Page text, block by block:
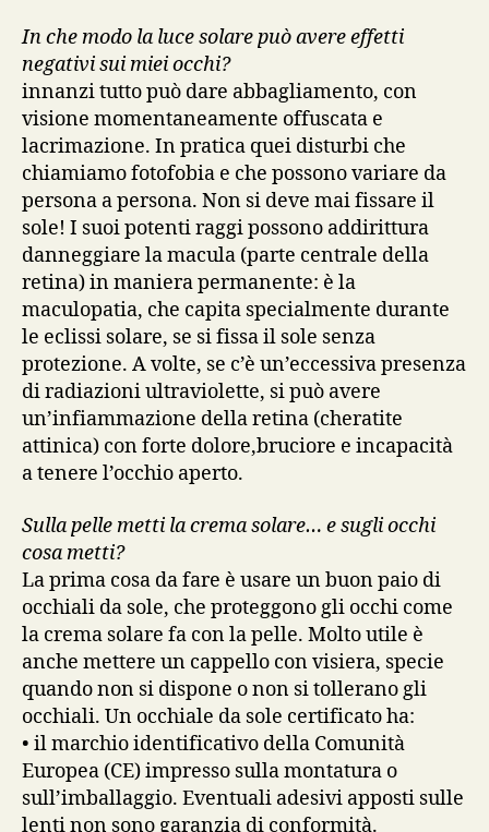
In che modo la luce solare può avere effetti
negativi sui miei occhi?
innanzi tutto può dare abbagliamento, con
visione momentaneamente offuscata e
lacrimazione. In pratica quei disturbi che
chiamiamo fotofobia e che possono variare da
persona a persona. Non si deve mai fissare il
sole! I suoi potenti raggi possono addirittura
danneggiare la macula (parte centrale della
retina) in maniera permanente: è la
maculopatia, che capita specialmente durante
le eclissi solare, se si fissa il sole senza
protezione. A volte, se c’è un’eccessiva presenza
di radiazioni ultraviolette, si può avere
un’infiammazione della retina (cheratite
attinica) con forte dolore,bruciore e incapacità
a tenere l’occhio aperto.
Sulla pelle metti la crema solare… e sugli occhi
cosa metti?
La prima cosa da fare è usare un buon paio di
occhiali da sole, che proteggono gli occhi come
la crema solare fa con la pelle. Molto utile è
anche mettere un cappello con visiera, specie
quando non si dispone o non si tollerano gli
occhiali. Un occhiale da sole certificato ha:
• il marchio identificativo della Comunità
Europea (CE) impresso sulla montatura o
sull’imballaggio. Eventuali adesivi apposti sulle
lenti non sono garanzia di conformità.